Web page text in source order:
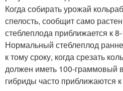
Когда собирать урожай
спелость, сообщит само
стеблеплода приближается к
Нормальный стеблеплод
к тому сроку, когда срезать
должен иметь 100-граммовый
гибриды часто приближаются